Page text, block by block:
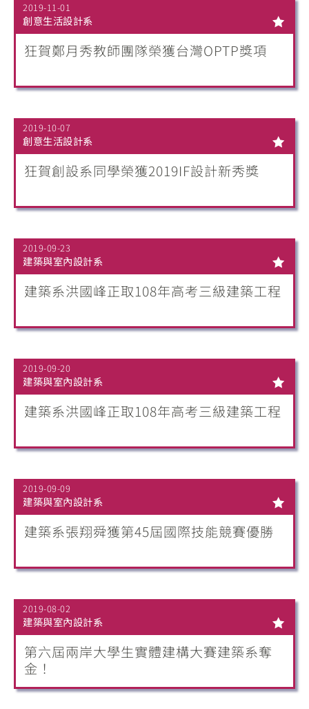
2019-11-01
創意生活設計系
狂賀鄭月秀教師團隊榮獲台灣OPTP獎項
2019-10-07
創意生活設計系
狂賀創設系同學榮獲2019IF設計新秀獎
2019-09-23
建築與室內設計系
建築系洪國峰正取108年高考三級建築工程
2019-09-20
建築與室內設計系
建築系洪國峰正取108年高考三級建築工程
2019-09-09
建築與室內設計系
建築系張翔舜獲第45屆國際技能競賽優勝
2019-08-02
建築與室內設計系
第六屆兩岸大學生實體建構大賽建築系奪
金！